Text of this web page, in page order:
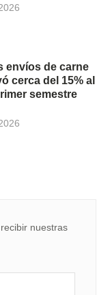
envíos de carne
cerca del 15% al
semestre
nuestras